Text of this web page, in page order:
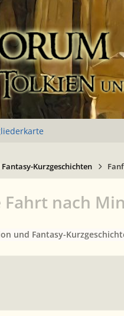
Kurzgeschichten
nach
und Fantasy-